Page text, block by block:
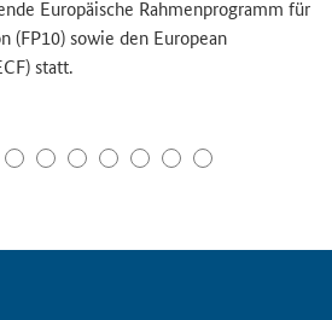
Eu­ro­päi­sche Rah­men­pro­gramm für
(FP10) sowie den European
statt.